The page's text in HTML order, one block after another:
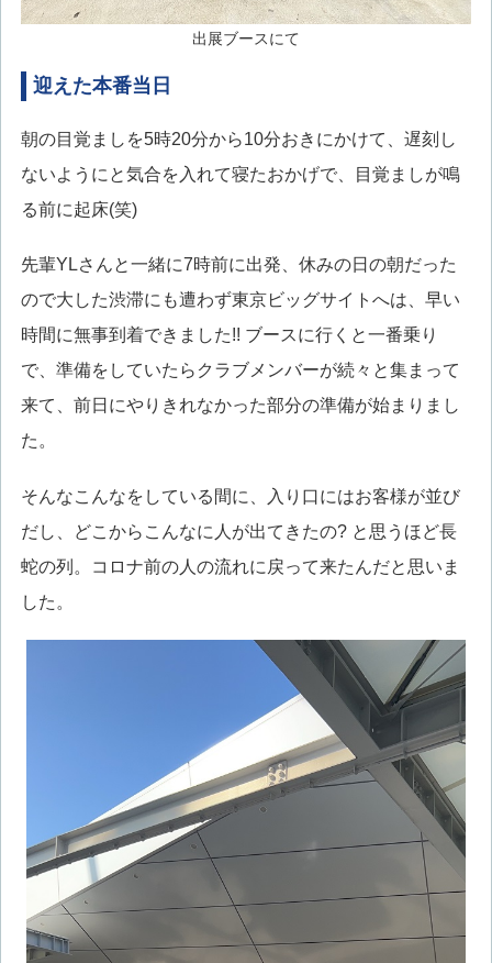
出展ブースにて
迎えた本番当日
朝の目覚ましを5時20分から10分おきにかけて、遅刻し
ないようにと気合を入れて寝たおかげで、目覚ましが鳴
る前に起床(笑)
先輩YLさんと一緒に7時前に出発、休みの日の朝だった
ので大した渋滞にも遭わず東京ビッグサイトへは、早い
時間に無事到着できました!! ブースに行くと一番乗り
で、準備をしていたらクラブメンバーが続々と集まって
来て、前日にやりきれなかった部分の準備が始まりまし
た。
そんなこんなをしている間に、入り口にはお客様が並び
だし、どこからこんなに人が出てきたの? と思うほど長
蛇の列。コロナ前の人の流れに戻って来たんだと思いま
した。